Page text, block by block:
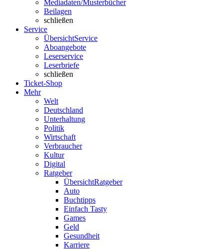
Mediadaten/Musterbücher
Beilagen
schließen
Service
ÜbersichtService
Aboangebote
Leserservice
Leserbriefe
schließen
Ticket-Shop
Mehr
Welt
Deutschland
Unterhaltung
Politik
Wirtschaft
Verbraucher
Kultur
Digital
Ratgeber
ÜbersichtRatgeber
Auto
Buchtipps
Einfach Tasty
Games
Geld
Gesundheit
Karriere